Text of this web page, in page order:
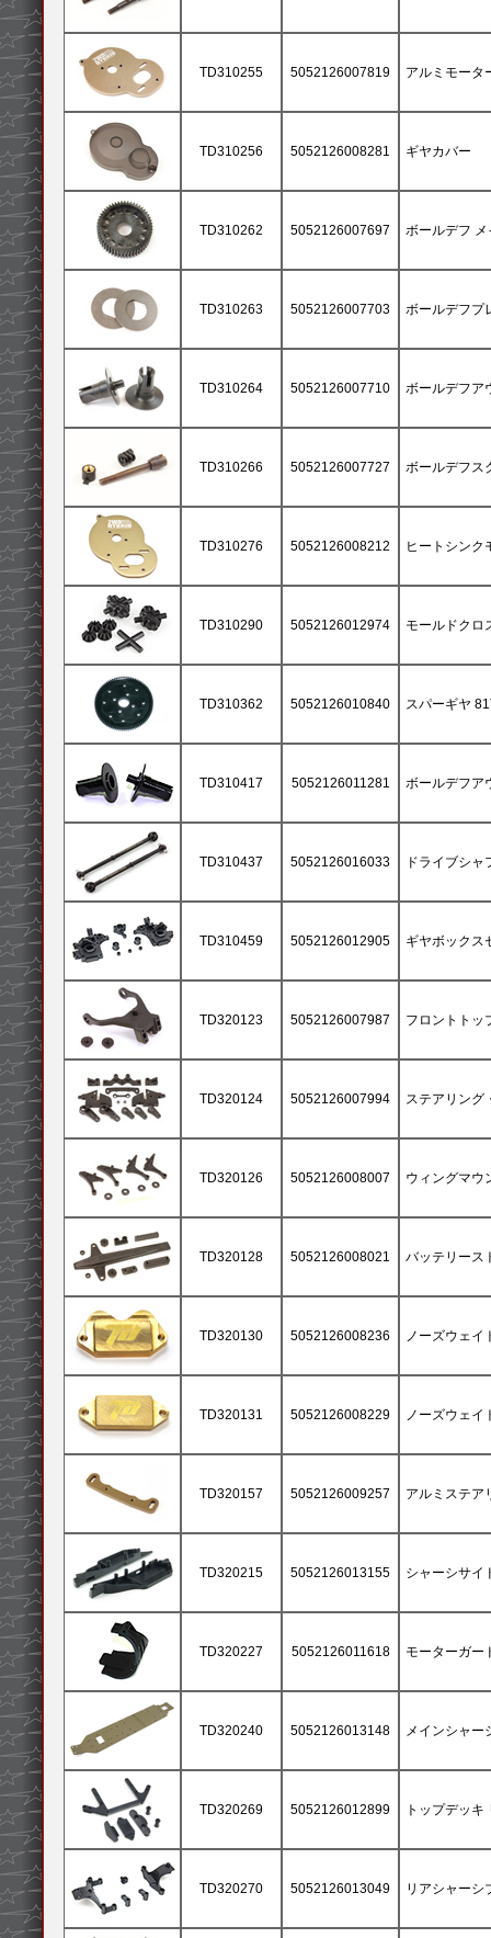
TD310255 5052126007819 アルミモータ
TD310256 5052126008281 ギヤカバー
TD310262 5052126007697 ボールデフ
TD310263 5052126007703 ボールデフプ
TD310264 5052126007710 ボールデフア
TD310266 5052126007727 ボールデフス
TD310276 5052126008212 ヒートシンク
TD310290 5052126012974 モールドクロ
TD310362 5052126010840 スパーギヤ
TD310417 5052126011281 ボールデフア
TD310437 5052126016033 ドライブシ
TD310459 5052126012905 ギヤボックス
TD320123 5052126007987 フロントトッ
TD320124 5052126007994 ステアリング
TD320126 5052126008007 ウィングマウ
TD320128 5052126008021 バッテリース
TD320130 5052126008236 ノーズウェイ
TD320131 5052126008229 ノーズウェイ
TD320157 5052126009257 アルミステア
TD320215 5052126013155 シャーシサイ
TD320227 5052126011618 モーターガー
TD320240 5052126013148 メインシャー
TD320269 5052126012899 トップデッキ
TD320270 5052126013049 リアシャーシ